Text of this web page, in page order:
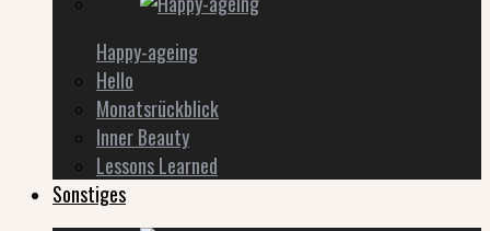
Happy-ageing
Hello
Monatsrückblick
Inner Beauty
Lessons Learned
Sonstiges